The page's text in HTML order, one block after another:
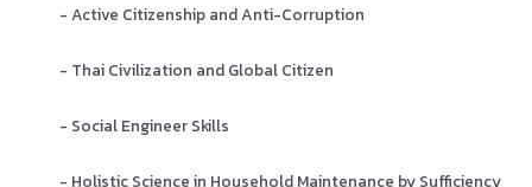
- Active Citizenship and Anti-Corruption
- Thai Civilization and Global Citizen
- Social Engineer Skills
- Holistic Science in Household Maintenance by Sufficiency